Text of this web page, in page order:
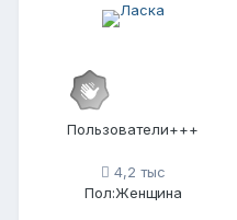
Пользователи+++
4,2 тыс
Пол:Женщина